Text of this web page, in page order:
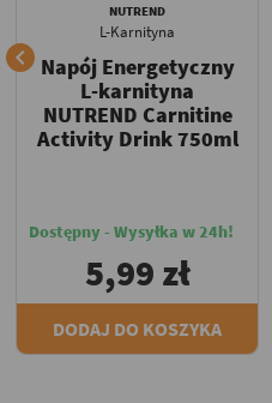

NUTREND
L-Karnityna
Napój Energetyczny
L-karnityna
NUTREND Carnitine
Activity Drink 750ml
Dostępny - Wysyłka w 24h!
5,99 zł
DODAJ DO KOSZYKA